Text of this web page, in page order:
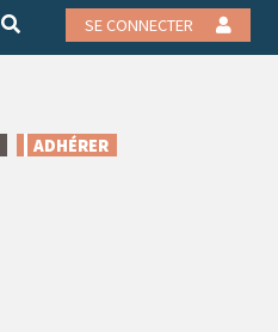
SE CONNECTER
ADHÉRER